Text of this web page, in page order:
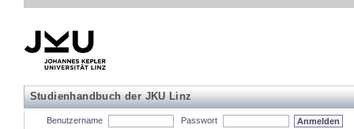
Studienhandbuch der JKU Linz
Benutzername Passwort